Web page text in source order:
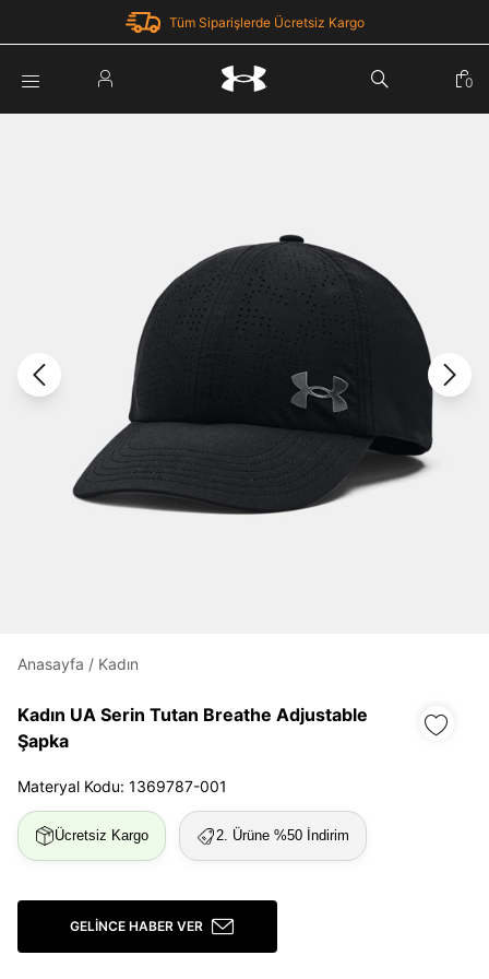
Tüm Siparişlerde Ücretsiz Kargo
göster
Şifremi Unuttum
Under Armour'da yeni misiniz? Kayıt Ol
Üye Olmadan Devam Et
0
Anasayfa / Kadın
Kadın UA Serin Tutan Breathe Adjustable
Şapka
Materyal Kodu: 1369787-001
Ücretsiz Kargo 2. Ürüne %50 İndirim
GELINCE HABER VER
Parola Yenileme
Parolayı Yenile
Giriş Sayfasına Dön
Zaten hesabın var mı? Giriş yap
Giriş Yap
Şifre